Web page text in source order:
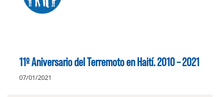
11º Aniversario del Terremoto en Haití. 2010 – 2021
07/01/2021